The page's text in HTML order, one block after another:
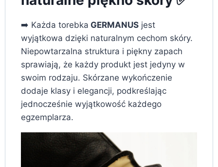
➡️ Każda torebka GERMANUS jest
wyjątkowa dzięki naturalnym cechom skóry.
Niepowtarzalna struktura i piękny zapach
sprawiają, że każdy produkt jest jedyny w
swoim rodzaju. Skórzane wykończenie
dodaje klasy i elegancji, podkreślając
jednocześnie wyjątkowość każdego
egzemplarza.